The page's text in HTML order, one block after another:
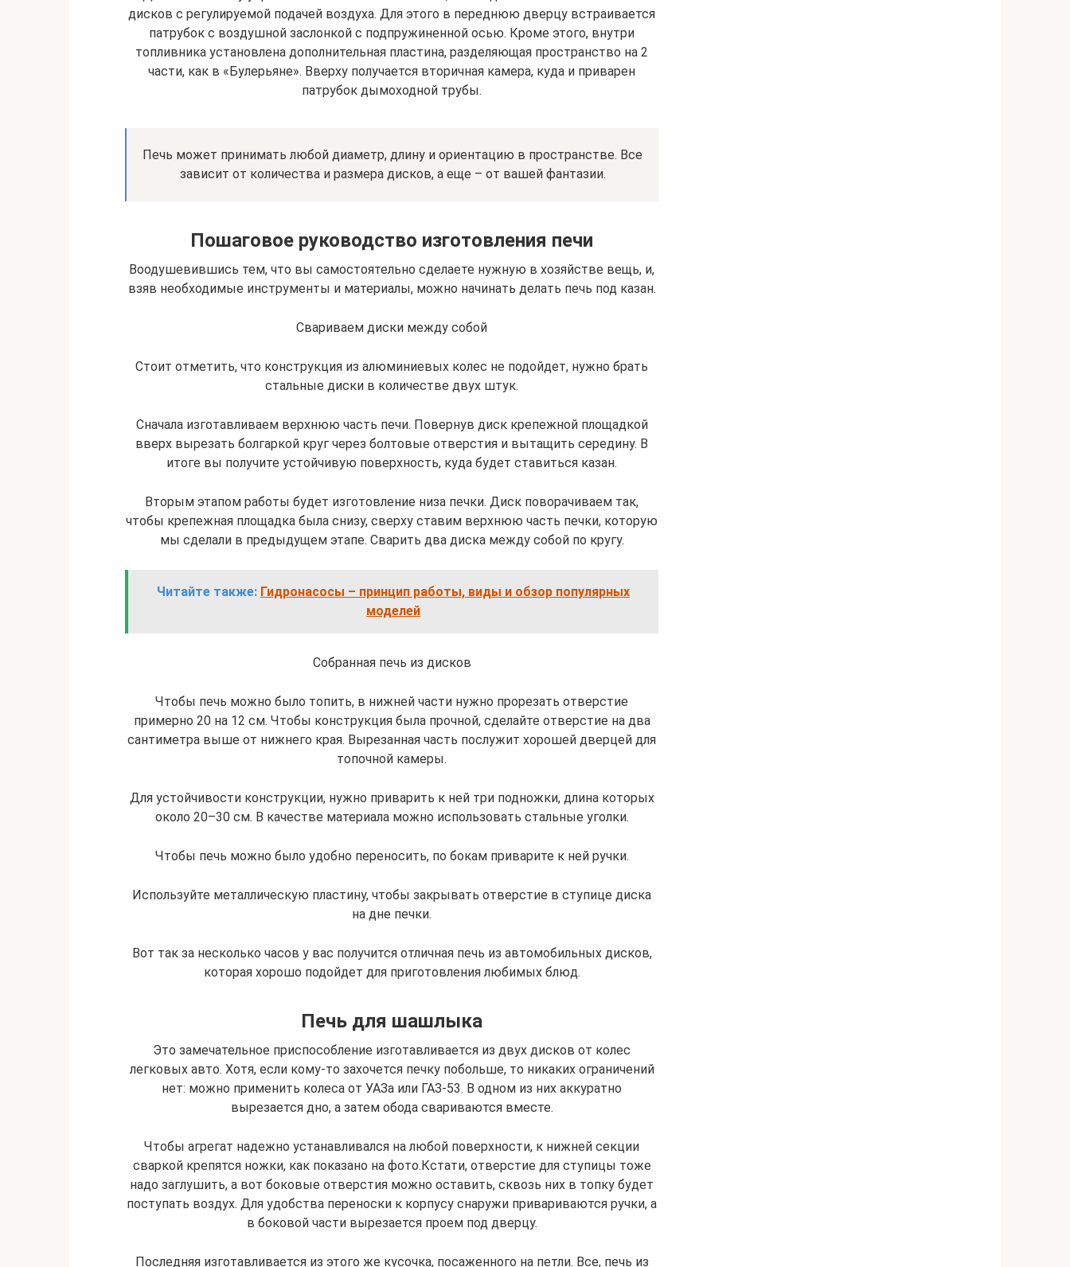
дисков с регулируемой подачей воздуха. Для этого в переднюю дверцу встраивается
патрубок с воздушной заслонкой с подпружиненной осью. Кроме этого, внутри
топливника установлена дополнительная пластина, разделяющая пространство на 2
части, как в «Булерьяне». Вверху получается вторичная камера, куда и приварен
патрубок дымоходной трубы.
Печь может принимать любой диаметр, длину и ориентацию в пространстве. Все
зависит от количества и размера дисков, а еще – от вашей фантазии.
Пошаговое руководство изготовления печи
Воодушевившись тем, что вы самостоятельно сделаете нужную в хозяйстве вещь, и,
взяв необходимые инструменты и материалы, можно начинать делать печь под казан.
Свариваем диски между собой
Стоит отметить, что конструкция из алюминиевых колес не подойдет, нужно брать
стальные диски в количестве двух штук.
Сначала изготавливаем верхнюю часть печи. Повернув диск крепежной площадкой
вверх вырезать болгаркой круг через болтовые отверстия и вытащить середину. В
итоге вы получите устойчивую поверхность, куда будет ставиться казан.
Вторым этапом работы будет изготовление низа печки. Диск поворачиваем так,
чтобы крепежная площадка была снизу, сверху ставим верхнюю часть печки, которую
мы сделали в предыдущем этапе. Сварить два диска между собой по кругу.
Читайте также: Гидронасосы – принцип работы, виды и обзор популярных
моделей
Собранная печь из дисков
Чтобы печь можно было топить, в нижней части нужно прорезать отверстие
примерно 20 на 12 см. Чтобы конструкция была прочной, сделайте отверстие на два
сантиметра выше от нижнего края. Вырезанная часть послужит хорошей дверцей для
топочной камеры.
Для устойчивости конструкции, нужно приварить к ней три подножки, длина которых
около 20–30 см. В качестве материала можно использовать стальные уголки.
Чтобы печь можно было удобно переносить, по бокам приварите к ней ручки.
Используйте металлическую пластину, чтобы закрывать отверстие в ступице диска
на дне печки.
Вот так за несколько часов у вас получится отличная печь из автомобильных дисков,
которая хорошо подойдет для приготовления любимых блюд.
Печь для шашлыка
Это замечательное приспособление изготавливается из двух дисков от колес
легковых авто. Хотя, если кому-то захочется печку побольше, то никаких ограничений
нет: можно применить колеса от УАЗа или ГАЗ-53. В одном из них аккуратно
вырезается дно, а затем обода свариваются вместе.
Чтобы агрегат надежно устанавливался на любой поверхности, к нижней секции
сваркой крепятся ножки, как показано на фото.Кстати, отверстие для ступицы тоже
надо заглушить, а вот боковые отверстия можно оставить, сквозь них в топку будет
поступать воздух. Для удобства переноски к корпусу снаружи привариваются ручки, а
в боковой части вырезается проем под дверцу.
Последняя изготавливается из этого же кусочка, посаженного на петли. Все, печь из